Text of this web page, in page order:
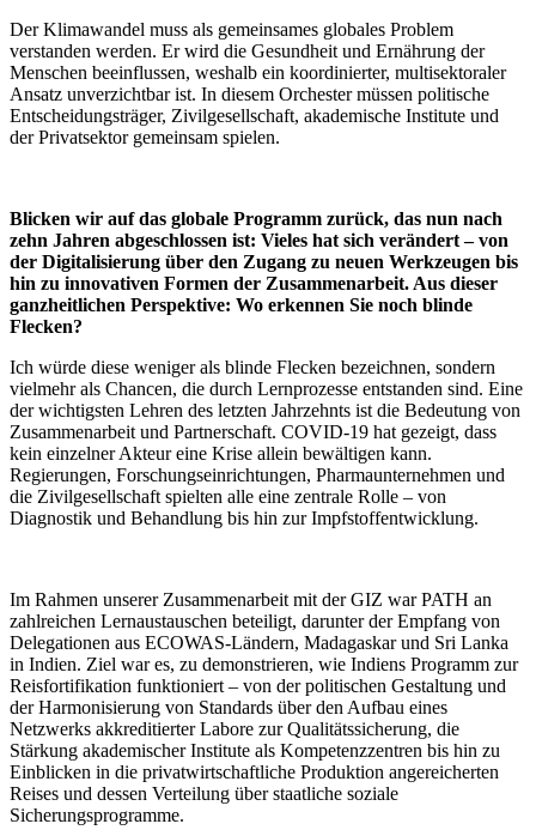
Der Klimawandel muss als gemeinsames globales Problem
verstanden werden. Er wird die Gesundheit und Ernährung der
Menschen beeinflussen, weshalb ein koordinierter, multisektoraler
Ansatz unverzichtbar ist. In diesem Orchester müssen politische
Entscheidungsträger, Zivilgesellschaft, akademische Institute und
der Privatsektor gemeinsam spielen.
Blicken wir auf das globale Programm zurück, das nun nach
zehn Jahren abgeschlossen ist: Vieles hat sich verändert – von
der Digitalisierung über den Zugang zu neuen Werkzeugen bis
hin zu innovativen Formen der Zusammenarbeit. Aus dieser
ganzheitlichen Perspektive: Wo erkennen Sie noch blinde
Flecken?
Ich würde diese weniger als blinde Flecken bezeichnen, sondern
vielmehr als Chancen, die durch Lernprozesse entstanden sind. Eine
der wichtigsten Lehren des letzten Jahrzehnts ist die Bedeutung von
Zusammenarbeit und Partnerschaft. COVID-19 hat gezeigt, dass
kein einzelner Akteur eine Krise allein bewältigen kann.
Regierungen, Forschungseinrichtungen, Pharmaunternehmen und
die Zivilgesellschaft spielten alle eine zentrale Rolle – von
Diagnostik und Behandlung bis hin zur Impfstoffentwicklung.
Im Rahmen unserer Zusammenarbeit mit der GIZ war PATH an
zahlreichen Lernaustauschen beteiligt, darunter der Empfang von
Delegationen aus ECOWAS-Ländern, Madagaskar und Sri Lanka
in Indien. Ziel war es, zu demonstrieren, wie Indiens Programm zur
Reisfortifikation funktioniert – von der politischen Gestaltung und
der Harmonisierung von Standards über den Aufbau eines
Netzwerks akkreditierter Labore zur Qualitätssicherung, die
Stärkung akademischer Institute als Kompetenzzentren bis hin zu
Einblicken in die privatwirtschaftliche Produktion angereicherten
Reises und dessen Verteilung über staatliche soziale
Sicherungsprogramme.